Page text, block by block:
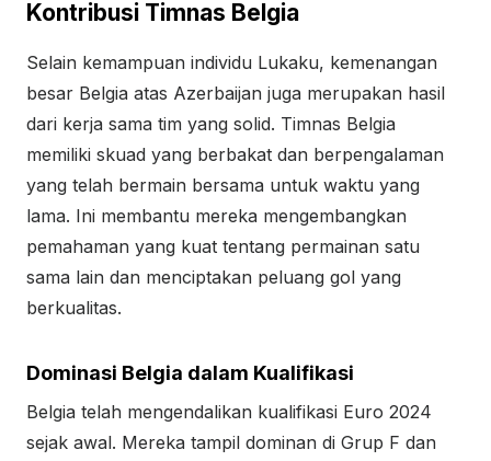
Kontribusi Timnas Belgia
Selain kemampuan individu Lukaku, kemenangan
besar Belgia atas Azerbaijan juga merupakan hasil
dari kerja sama tim yang solid. Timnas Belgia
memiliki skuad yang berbakat dan berpengalaman
yang telah bermain bersama untuk waktu yang
lama. Ini membantu mereka mengembangkan
pemahaman yang kuat tentang permainan satu
sama lain dan menciptakan peluang gol yang
berkualitas.
Dominasi Belgia dalam Kualifikasi
Belgia telah mengendalikan kualifikasi Euro 2024
sejak awal. Mereka tampil dominan di Grup F dan